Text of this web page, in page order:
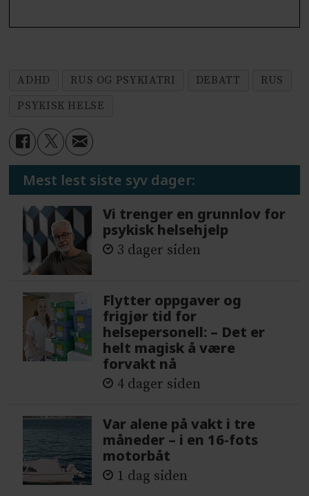
ADHD RUS OG PSYKIATRI DEBATT
RUS
PSYKISK HELSE
Mest lest siste syv dager:
Vi trenger en grunnlov for
psykisk helsehjelp
3 dager siden
Flytter oppgaver og
frigjør tid for
helsepersonell: – Det er
helt magisk å være
forvakt nå
4 dager siden
Var alene på vakt i tre
måneder – i en 16-fots
motorbåt
1 dag siden